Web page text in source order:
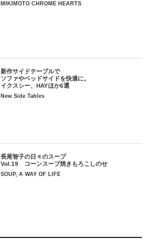
MIKIMOTO CHROME HEARTS
新作サイドテーブルで
ソファやベッドサイドを快適に。
イクスシー、HAYほか6選
New Side Tables
長尾智子の日々のスープ
Vol.19 コーンスープ焼きもろこしのせ
SOUP, A WAY OF LIFE